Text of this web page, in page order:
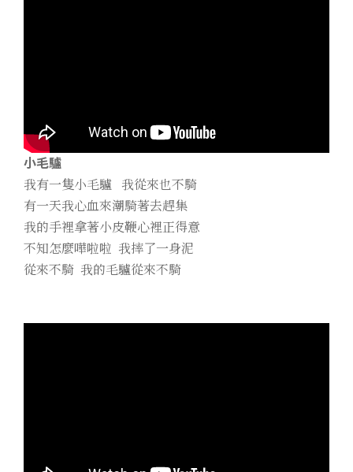
小毛驢
我有一隻小毛驢 我從來也不騎
有一天我心血來潮騎著去趕集
我的手裡拿著小皮鞭心裡正得意
不知怎麼嘩啦啦 我摔了一身泥
從來不騎 我的毛驢從來不騎